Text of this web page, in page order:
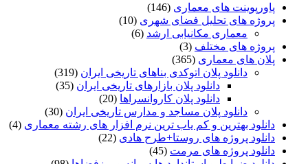
پاورپوینت های معماری (146)
پروژه های تحلیل فضای شهری (10)
معماری مکانیابی ارشد (6)
پروژه های مختلف (3)
پلان های معماری (365)
دانلود پلان اتوکدی بناهای تاریخی ایران (319)
دانلود پلان بازارهای تاریخی ایران (35)
دانلود پلان کاروانسراها (20)
دانلود پلان مساجد و مدارس تاریخی ایران (30)
دانلود بهترین و کم یاب ترین نرم افزار های رشته معماری (4)
دانلود پروژه های روستا+طرح هادی (22)
دانلود پروژه های مرمت (45)